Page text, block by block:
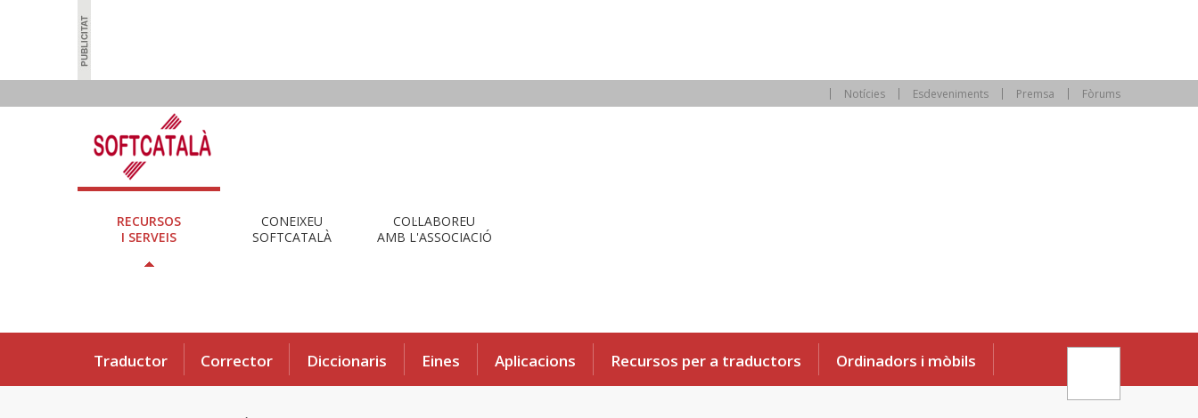
Notícies Esdeveniments Premsa Fòrums
RECURSOS
I SERVEIS
CONEIXEU
SOFTCATALÀ
COL·LABOREU
AMB L'ASSOCIACIÓ
Traductor Corrector Diccionaris Eines Aplicacions Recursos per a traductors Ordinadors i mòbils